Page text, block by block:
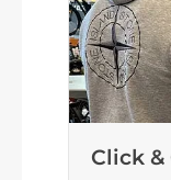
Click